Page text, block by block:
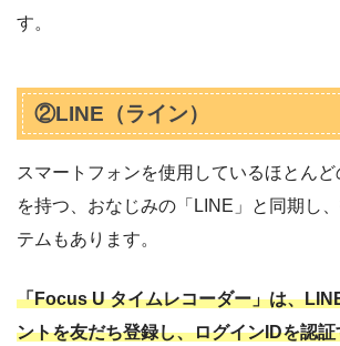
す。
②LINE（ライン）
スマートフォンを使用しているほとんど
を持つ、おなじみの「LINE」と同期し
テムもあります。
「Focus U タイムレコーダー」は、
ントを友だち登録し、ログインIDを認